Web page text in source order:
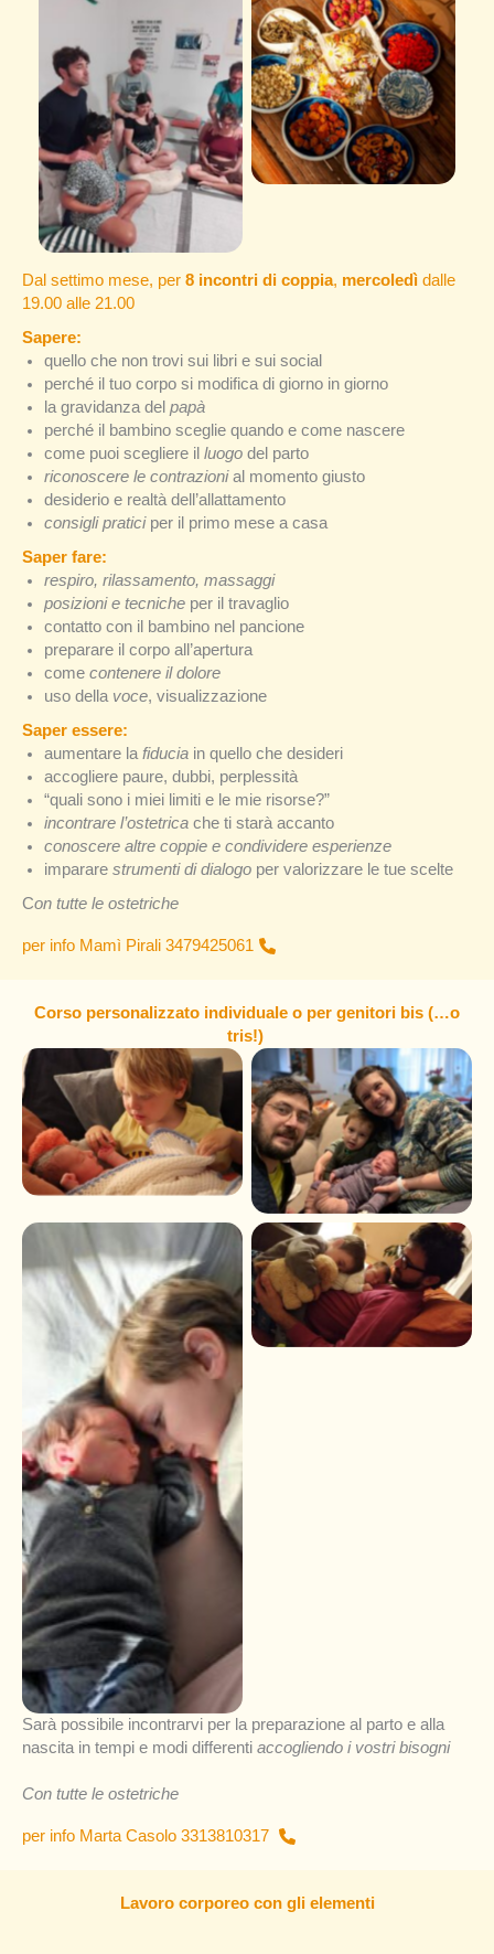
Dal settimo mese, per 8 incontri di coppia, mercoledì dalle
19.00 alle 21.00
Sapere:
quello che non trovi sui libri e sui social
perché il tuo corpo si modifica di giorno in giorno
la gravidanza del papà
perché il bambino sceglie quando e come nascere
come puoi scegliere il luogo del parto
riconoscere le contrazionial momento giusto
desiderio e realtà dell’allattamento
consigli praticiper il primo mese a casa
Saper fare:
respiro, rilassamento, massaggi
posizioni e tecniche per il travaglio
contatto con il bambino nel pancione
preparare il corpo all’apertura
come contenere il dolore
uso della voce, visualizzazione
Saper essere:
aumentare la fiducia in quello che desideri
accogliere paure, dubbi, perplessità
“quali sono i miei limiti e le mie risorse?”
incontrare l’ostetrica che ti starà accanto
conoscere altre coppie e condividere esperienze
imparare strumenti di dialogo per valorizzare le tue scelte
Con tutte le ostetriche
per info Mamì Pirali 3479425061
Corso personalizzato individuale o per genitori bis (…o
tris!)
Sarà possibile incontrarvi per la preparazione al parto e alla
nascita in tempi e modi differenti accogliendo i vostri bisogni
Con tutte le ostetriche
per info Marta Casolo 3313810317
Lavoro corporeo con gli elementi